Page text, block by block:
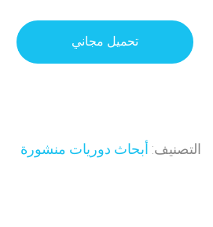
تحميل مجاني
التصنيف: أبحاث دوريات منشورة